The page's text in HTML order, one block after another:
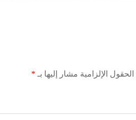
الحقول الإلزامية مشار إليها بـ *